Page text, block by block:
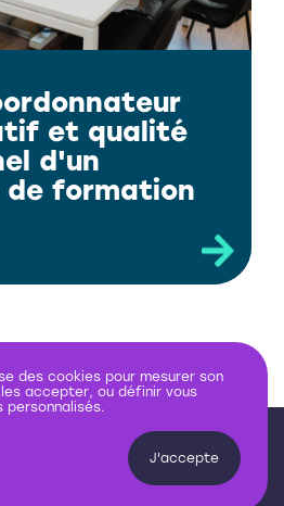
d'informations
et qualité
d'un
de formation
des cookies pour mesurer son
accepter, ou définir vous
personnalisés.
J'accepte